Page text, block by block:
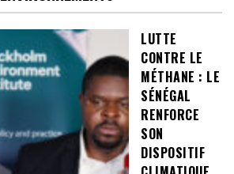
LUTTE
CONTRE LE
MÉTHANE : LE
SÉNÉGAL
RENFORCE
SON
DISPOSITIF